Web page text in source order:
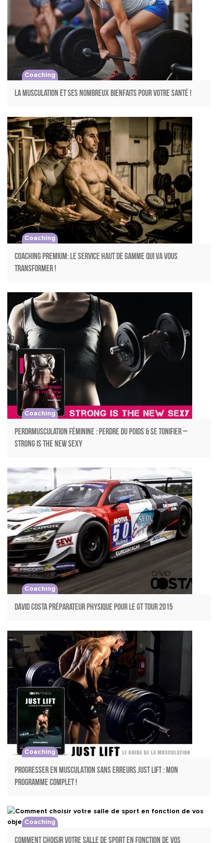
Coaching
La musculation et ses nombreux bienfaits pour votre santé !
Coaching
COACHING PREMIUM: LE SERVICE HAUT DE GAMME QUI VA VOUS
TRANSFORMER !
Coaching
PerdrMusculation Féminine : Perdre du Poids & se Tonifier –
Strong is the New Sexy
Coaching
David Costa préparateur physique pour le GT TOUR 2015
Coaching
PROGRESSER EN MUSCULATION SANS ERREURS JUST LIFT : MON
PROGRAMME COMPLET !
Coaching
Comment choisir votre salle de sport en fonction de vos